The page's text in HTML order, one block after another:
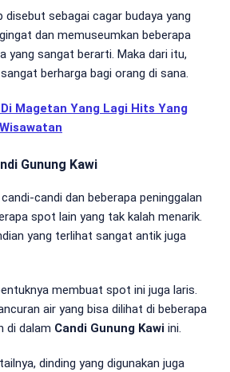
disebut sebagai cagar budaya yang
dan memuseumkan beberapa
yang sangat berarti. Maka dari itu,
berharga bagi orang di sana.
Magetan Yang Lagi Hits Yang
Gunung Kawi
candi dan beberapa peninggalan
spot lain yang tak kalah menarik.
yang terlihat sangat antik juga
membuat spot ini juga laris.
air yang bisa dilihat di beberapa
di dalam Candi Gunung Kawi ini.
dinding yang digunakan juga